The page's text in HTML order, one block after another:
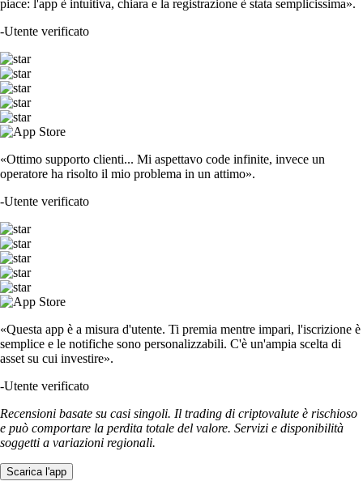
piace: l'app è intuitiva, chiara e la registrazione è stata semplicissima».
-Utente verificato
«Ottimo supporto clienti... Mi aspettavo code infinite, invece un
operatore ha risolto il mio problema in un attimo».
-Utente verificato
«Questa app è a misura d'utente. Ti premia mentre impari, l'iscrizione è
semplice e le notifiche sono personalizzabili. C'è un'ampia scelta di
asset su cui investire».
-Utente verificato
Recensioni basate su casi singoli. Il trading di criptovalute è rischioso
e può comportare la perdita totale del valore. Servizi e disponibilità
soggetti a variazioni regionali.
Scarica l'app